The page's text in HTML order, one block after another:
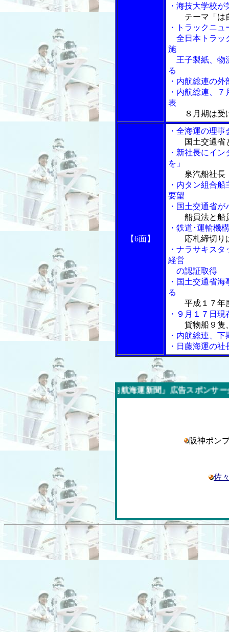
・海技大学校
テーマ「は
・トラックニュ
全日本トラッ
施
王子製紙、物
る
・内航総連の
・内航総連、
表
８月期は受
【6面】
・全海運の理
国土交通省
・新社長にイ
を」
泉汽船社
・内タン組合
要望
・国土交通省
船員法と船
・鉄道･運輸機
応札締切り
・ナラサキス
経営
の認証取得
・国土交通省
る
平成１７年
・９月１７日
貨物船９隻
・内航総連、
・日藤海運の
今週の「内航海運新聞」広告スポンサー企業
阪神ポン
佐